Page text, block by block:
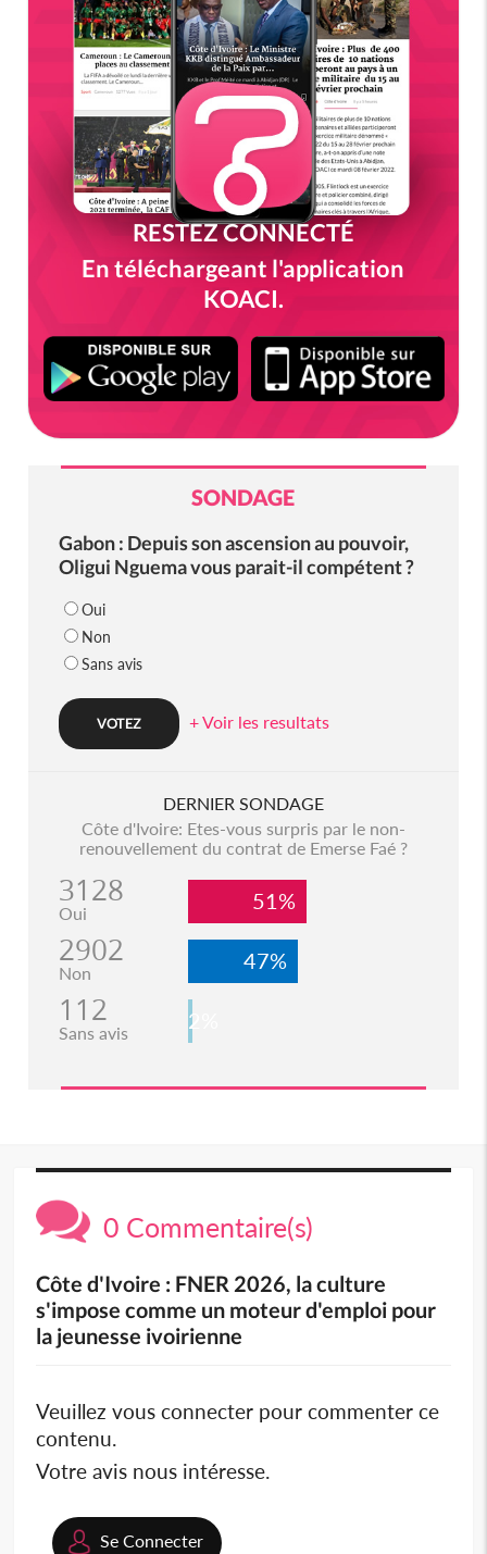
RESTEZ CONNECTÉ
En téléchargeant l'application
KOACI.
SONDAGE
Gabon : Depuis son ascension au pouvoir,
Oligui Nguema vous parait-il compétent ?
Oui
Non
Sans avis
+ Voir les resultats
DERNIER SONDAGE
Côte d'Ivoire: Etes-vous surpris par le non-
renouvellement du contrat de Emerse Faé ?
3128
Oui 51%
2902
Non 47%
112
Sans avis 2%
0 Commentaire(s)
Côte d'Ivoire : FNER 2026, la culture
s'impose comme un moteur d'emploi pour
la jeunesse ivoirienne
Veuillez vous connecter pour commenter ce
contenu.
Votre avis nous intéresse.
Se Connecter